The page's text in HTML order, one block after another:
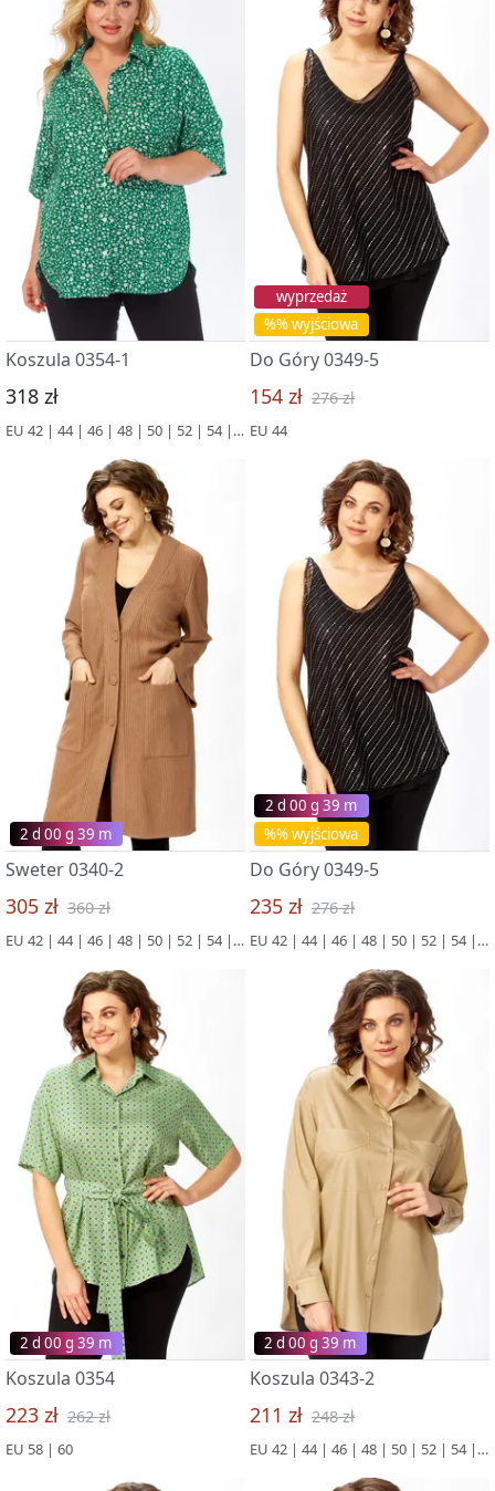
Koszula 0354-1
318 zł
EU 42 | 44 | 46 | 48 | 50 | 52 | 54 | 56 | 58 | 60 | 62 | 64 | 66
%% wyjściowa
wyprzedaż
Do Góry 0349-5
154 zł 276 zł
EU 44
2 d 00 g 39 m
Sweter 0340-2
305 zł 360 zł
EU 42 | 44 | 46 | 48 | 50 | 52 | 54 | 56 | 58 | 60 | 62 | 64 | 66
%% wyjściowa
2 d 00 g 39 m
Do Góry 0349-5
235 zł 276 zł
EU 42 | 44 | 46 | 48 | 50 | 52 | 54 | 56 | 58 | 60 | 62 | 64 | 66
2 d 00 g 39 m
Koszula 0354
223 zł 262 zł
EU 58 | 60
2 d 00 g 39 m
Koszula 0343-2
211 zł 248 zł
EU 42 | 44 | 46 | 48 | 50 | 52 | 54 | 56 | 58 | 60 | 62 | 64 | 66